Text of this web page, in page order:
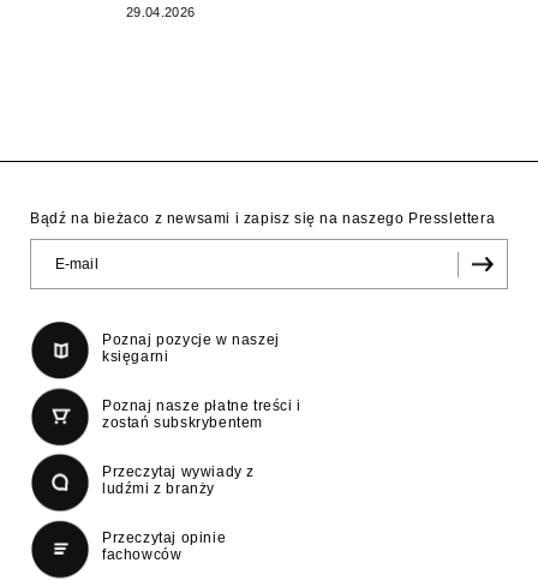
29.04.2026
Bądź na bieżaco z newsami i zapisz się na naszego Presslettera
Poznaj pozycje w naszej
księgarni
Poznaj nasze płatne treści i
zostań subskrybentem
Przeczytaj wywiady z
ludźmi z branży
Przeczytaj opinie
fachowców